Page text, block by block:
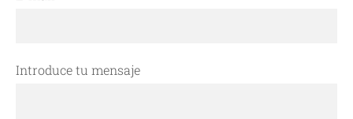
Introduce tu mensaje